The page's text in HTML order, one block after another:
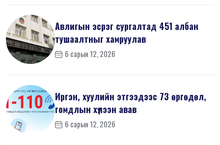
Авлигын эсрэг сургалтад 451 албан
тушаалтныг хамруулав
6 сарын 12, 2026
Иргэн, хуулийн этгээдээс 73 өргөдөл,
гомдлын хүлээн авав
6 сарын 12, 2026